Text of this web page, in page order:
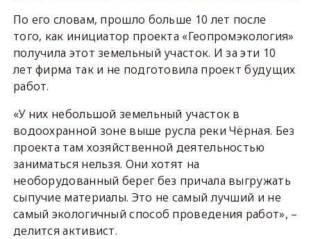
По его словам, прошло больше 10 лет после
того, как инициатор проекта «Геопромэкология»
получила этот земельный участок. И за эти 10
лет фирма так и не подготовила проект будущих
работ.
«У них небольшой земельный участок в
водоохранной зоне выше русла реки Чёрная. Без
проекта там хозяйственной деятельностью
заниматься нельзя. Они хотят на
необорудованный берег без причала выгружать
сыпучие материалы. Это не самый лучший и не
самый экологичный способ проведения работ», –
делится активист.